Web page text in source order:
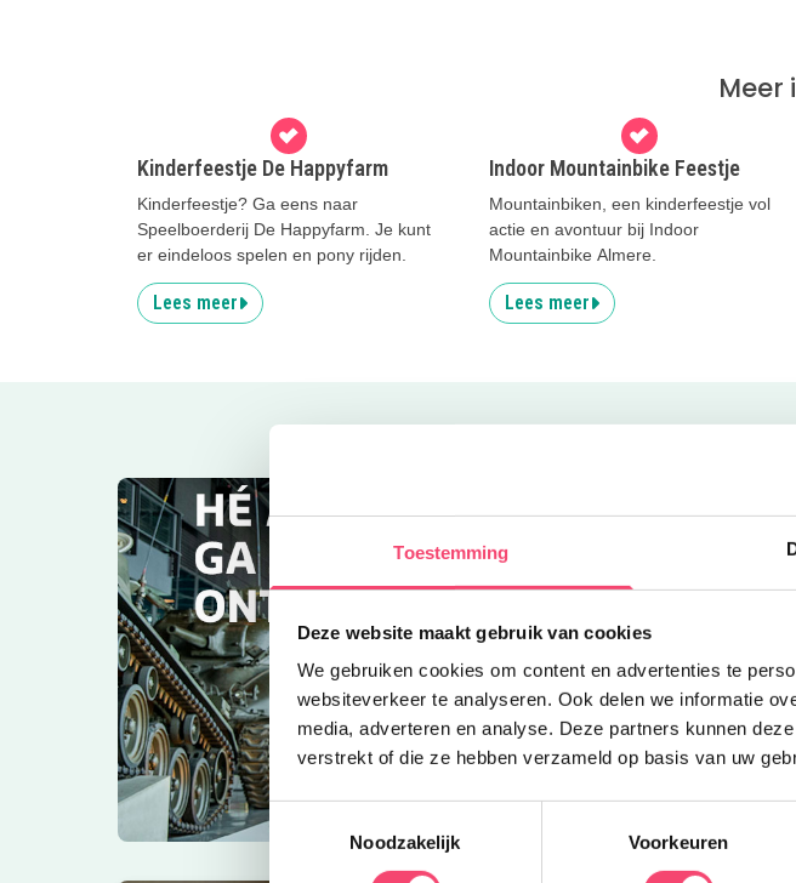
Toestemming
Deze website maakt gebruik van cookies
We gebruiken cookies om content en advertenties te
websiteverkeer te analyseren. Ook delen we informatie
media, adverteren en analyse. Deze partners kunnen
verstrekt of die ze hebben verzameld op basis van uw
Toestemmingsselectie
Noodzakelijk
Voorkeuren
Meer
Kinderfeestje De Happyfarm
Kinderfeestje? Ga eens naar
Speelboerderij De Happyfarm. Je kunt
er eindeloos spelen en pony rijden.
Lees meer
Indoor Mountainbike Feestje
Mountainbiken, een kinderfeestje vol
actie en avontuur bij Indoor
Mountainbike Almere.
Lees meer